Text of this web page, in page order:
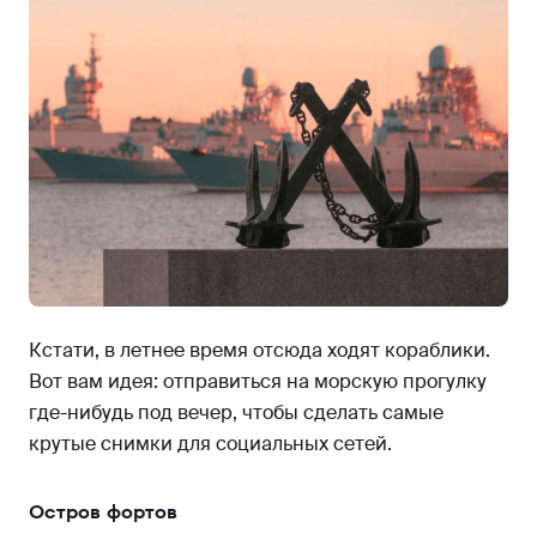
Кстати, в летнее время отсюда ходят кораблики.
Вот вам идея: отправиться на морскую прогулку
где-нибудь под вечер, чтобы сделать самые
крутые снимки для социальных сетей.
Остров фортов